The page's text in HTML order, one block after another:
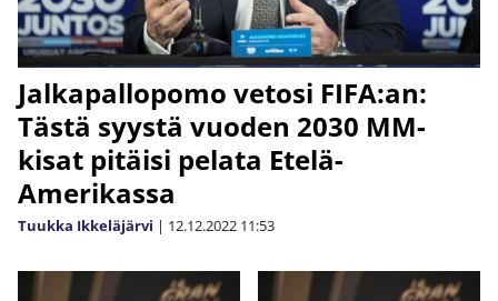
Jalkapallopomo vetosi FIFA:an:
Tästä syystä vuoden 2030 MM-
kisat pitäisi pelata Etelä-
Amerikassa
Tuukka Ikkeläjärvi | 12.12.2022 11:53